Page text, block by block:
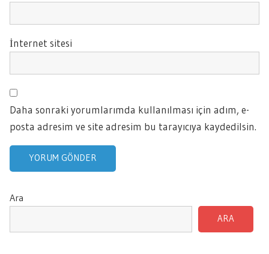
İnternet sitesi
Daha sonraki yorumlarımda kullanılması için adım, e-
posta adresim ve site adresim bu tarayıcıya kaydedilsin.
Ara
ARA